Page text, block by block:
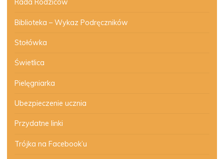
Rada Rodziców
Biblioteka – Wykaz Podręczników
Stołówka
Świetlica
Pielęgniarka
Ubezpieczenie ucznia
Przydatne linki
Trójka na Facebook’u